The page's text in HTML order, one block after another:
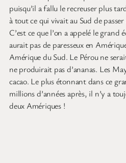
puisqu’il a fallu le recreuser plus
à tout ce qui vivait au Sud de
C’est ce que l’on a appelé le grand
aurait pas de paresseux en
Amérique du Sud. Le Pérou ne
ne produirait pas d’ananas. Les
cacao. Le plus étonnant dans ce
millions d’années après, il n’y a
deux Amériques !